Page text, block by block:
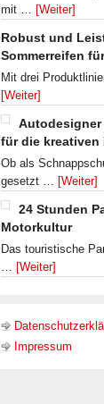
mit … [Weiter]
Robust und
Sommerreifen
Mit drei
[Weiter]
Autodesigner
für die kreativen
Ob als
gesetzt … [Weiter]
24 Stunden
Motorkultur
Das touristische
… [Weiter]
Impressum